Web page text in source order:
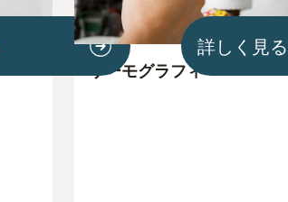
詳しく見る
サーモグラフィ